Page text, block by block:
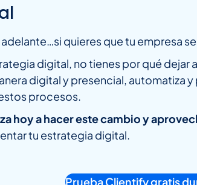
quieres que tu empresa
digital, no tienes por qué
digital y presencial, automatiza
procesos.
hoy a hacer este cambio y
tu estrategia digital.
Prueba Clientify gratis